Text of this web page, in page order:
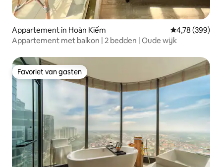
Appartement in Hoàn Kiếm Gemiddelde
4,78 (399)
Appartement met balkon | 2 bedden | Oude wijk
Favoriet van gasten
Favoriet van gasten